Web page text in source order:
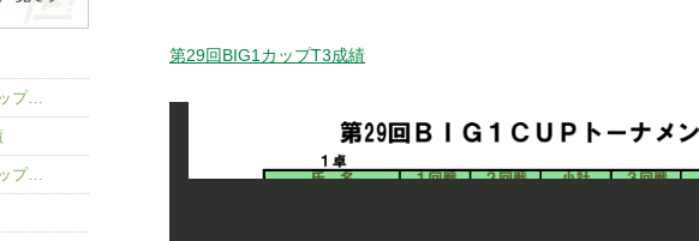
第29回BIG1カップT3成績
プ…
プ…